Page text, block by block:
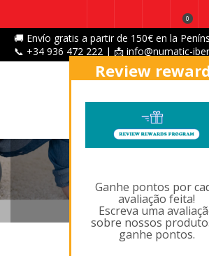
🚚 Envío gratis a partir de 150€ en la
📞 +34 936 472 222 | 📩 info@numatic-
0
LIMPIEZA DE
Review
Ganhe pontos por
avaliação feita!
Escreva uma
sobre nossos
ganhe pontos.